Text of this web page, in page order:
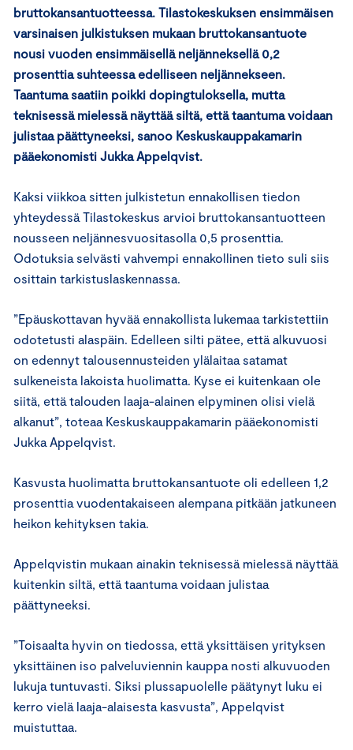
bruttokansantuotteessa. Tilastokeskuksen ensimmäisen
varsinaisen julkistuksen mukaan bruttokansantuote
nousi vuoden ensimmäisellä neljänneksellä 0,2
prosenttia suhteessa edelliseen neljännekseen.
Taantuma saatiin poikki dopingtuloksella, mutta
teknisessä mielessä näyttää siltä, että taantuma voidaan
julistaa päättyneeksi, sanoo Keskuskauppakamarin
pääekonomisti Jukka Appelqvist.
Kaksi viikkoa sitten julkistetun ennakollisen tiedon
yhteydessä Tilastokeskus arvioi bruttokansantuotteen
nousseen neljännesvuositasolla 0,5 prosenttia.
Odotuksia selvästi vahvempi ennakollinen tieto suli siis
osittain tarkistuslaskennassa.
”Epäuskottavan hyvää ennakollista lukemaa tarkistettiin
odotetusti alaspäin. Edelleen silti pätee, että alkuvuosi
on edennyt talousennusteiden ylälaitaa satamat
sulkeneista lakoista huolimatta. Kyse ei kuitenkaan ole
siitä, että talouden laaja-alainen elpyminen olisi vielä
alkanut”, toteaa Keskuskauppakamarin pääekonomisti
Jukka Appelqvist.
Kasvusta huolimatta bruttokansantuote oli edelleen 1,2
prosenttia vuodentakaiseen alempana pitkään jatkuneen
heikon kehityksen takia.
Appelqvistin mukaan ainakin teknisessä mielessä näyttää
kuitenkin siltä, että taantuma voidaan julistaa
päättyneeksi.
”Toisaalta hyvin on tiedossa, että yksittäisen yrityksen
yksittäinen iso palveluviennin kauppa nosti alkuvuoden
lukuja tuntuvasti. Siksi plussapuolelle päätynyt luku ei
kerro vielä laaja-alaisesta kasvusta”, Appelqvist
muistuttaa.